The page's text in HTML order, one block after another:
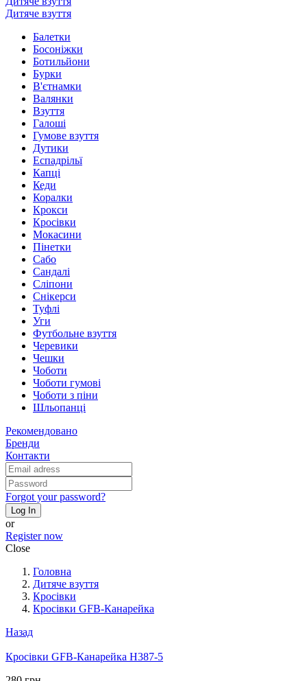
Дитяче взуття
Балетки
Босоніжки
Ботильйони
Бурки
В'єтнамки
Валянки
Взуття
Галоші
Гумове взуття
Дутики
Еспадрільї
Капці
Кеди
Коралки
Крокси
Кросівки
Мокасини
Пінетки
Сабо
Сандалі
Сліпони
Снікерси
Туфлі
Уги
Футбольне взуття
Черевики
Чешки
Чоботи
Чоботи гумові
Чоботи з піни
Шльопанці
Рекомендовано
Бренди
Контакти
Forgot your password?
Log In
or
Register now
Close
Головна
Дитяче взуття
Кросівки
Кросівки GFB-Канарейка
Назад
Кросівки GFB-Канарейка H387-5